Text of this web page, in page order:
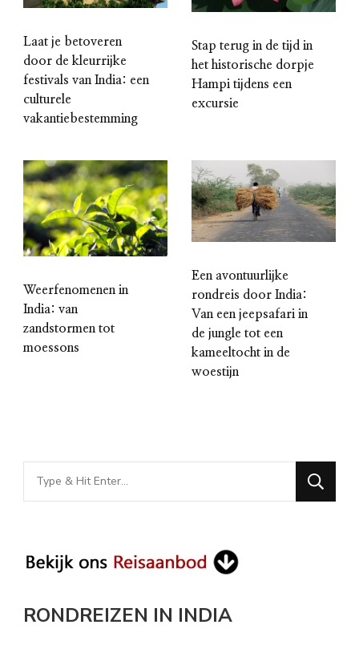
Laat je betoveren
door de kleurrijke
festivals van India: een
culturele
vakantiebestemming
Stap terug in de tijd in
het historische dorpje
Hampi tijdens een
excursie
Weerfenomenen in
India: van
zandstormen tot
moessons
Een avontuurlijke
rondreis door India:
Van een jeepsafari in
de jungle tot een
kameeltocht in de
woestijn
Looking
for
RONDREIZEN IN INDIA